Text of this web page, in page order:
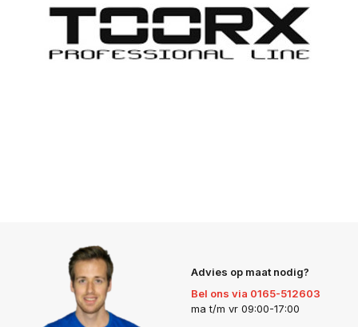
Advies op maat nodig?
Bel ons via 0165-512603
ma t/m vr 09:00-17:00